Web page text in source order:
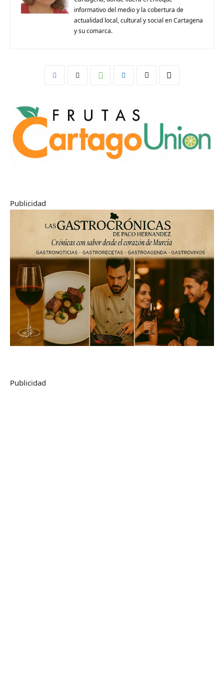
informativo del medio y la cobertura de
actualidad local, cultural y social en Cartagena
y su comarca.
Publicidad
Publicidad